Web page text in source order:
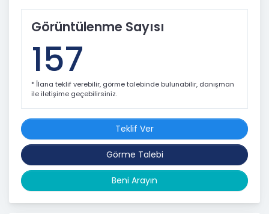
Görüntülenme Sayısı
157
* İlana teklif verebilir, görme talebinde bulunabilir, danışman
ile iletişime geçebilirsiniz.
Teklif Ver
Görme Talebi
Beni Arayın